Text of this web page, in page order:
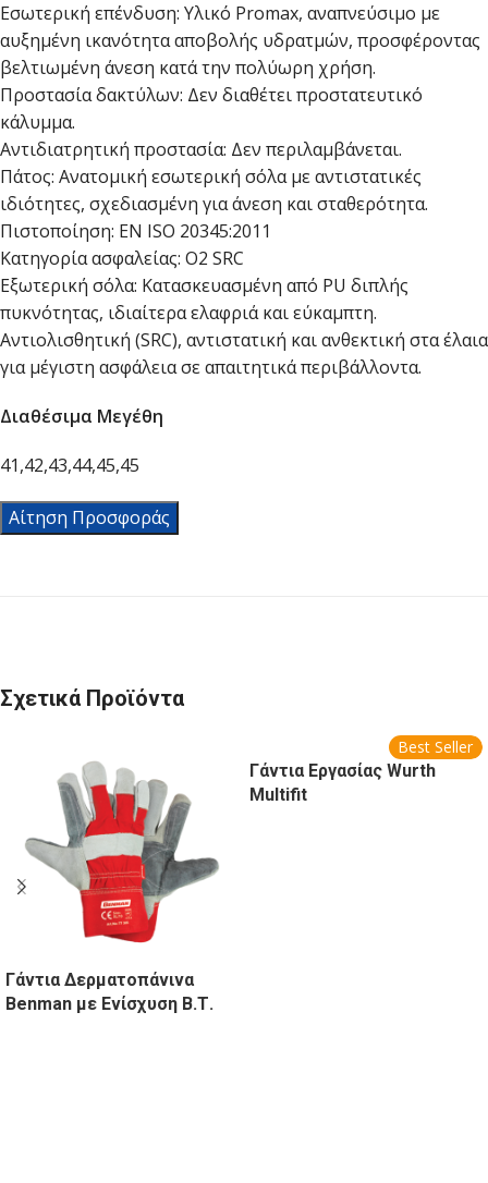
Εσωτερική επένδυση: Υλικό Promax, αναπνεύσιμο με
αυξημένη ικανότητα αποβολής υδρατμών, προσφέροντας
βελτιωμένη άνεση κατά την πολύωρη χρήση.
Προστασία δακτύλων: Δεν διαθέτει προστατευτικό
κάλυμμα.
Αντιδιατρητική προστασία: Δεν περιλαμβάνεται.
Πάτος: Ανατομική εσωτερική σόλα με αντιστατικές
ιδιότητες, σχεδιασμένη για άνεση και σταθερότητα.
Πιστοποίηση: EN ISO 20345:2011
Κατηγορία ασφαλείας: O2 SRC
Εξωτερική σόλα: Κατασκευασμένη από PU διπλής
πυκνότητας, ιδιαίτερα ελαφριά και εύκαμπτη.
Αντιολισθητική (SRC), αντιστατική και ανθεκτική στα έλαια
για μέγιστη ασφάλεια σε απαιτητικά περιβάλλοντα.
Διαθέσιμα Μεγέθη
41,42,43,44,45,45
Αίτηση Προσφοράς
Σχετικά Προϊόντα
Γάντια Δερματοπάνινα
Benman με Ενίσχυση Β.Τ.
Best Seller
Γάντια Εργασίας Wurth
Multifit